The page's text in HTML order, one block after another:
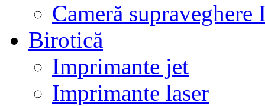
Cameră supraveghere
Birotică
Imprimante jet
Imprimante laser